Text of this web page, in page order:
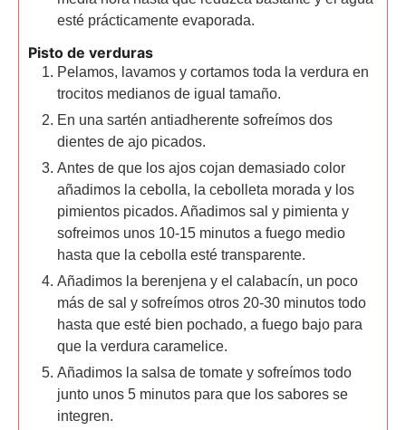
esté prácticamente evaporada.
Pisto de verduras
Pelamos, lavamos y cortamos toda la verdura en
trocitos medianos de igual tamaño.
En una sartén antiadherente sofreímos dos
dientes de ajo picados.
Antes de que los ajos cojan demasiado color
añadimos la cebolla, la cebolleta morada y los
pimientos picados. Añadimos sal y pimienta y
sofreimos unos 10-15 minutos a fuego medio
hasta que la cebolla esté transparente.
Añadimos la berenjena y el calabacín, un poco
más de sal y sofreímos otros 20-30 minutos todo
hasta que esté bien pochado, a fuego bajo para
que la verdura caramelice.
Añadimos la salsa de tomate y sofreímos todo
junto unos 5 minutos para que los sabores se
integren.